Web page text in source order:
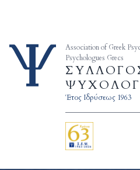
Association of Greek
Psychologues Grecs
Έτος Ιδρύσεως 1963